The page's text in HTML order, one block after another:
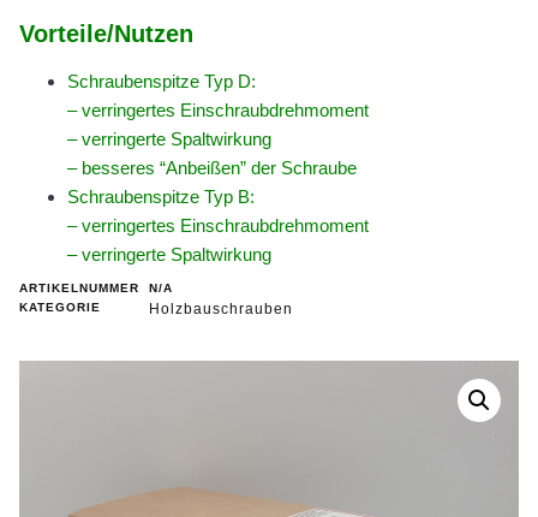
Vorteile/Nutzen
Schraubenspitze Typ D:
– verringertes Einschraubdrehmoment
– verringerte Spaltwirkung
– besseres “Anbeißen” der Schraube
Schraubenspitze Typ B:
– verringertes Einschraubdrehmoment
– verringerte Spaltwirkung
ARTIKELNUMMER
N/A
KATEGORIE
Holzbauschrauben